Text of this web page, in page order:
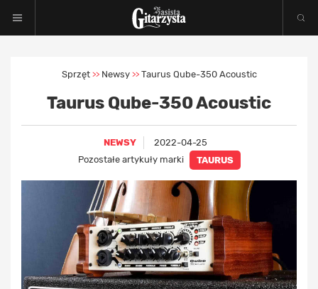
Sprzęt >> Newsy >> Taurus Qube-350 Acoustic
Taurus Qube-350 Acoustic
NEWSY
2022-04-25
Pozostałe artykuły marki
TAURUS